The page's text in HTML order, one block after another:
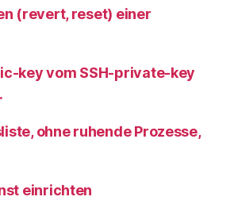
(revert, reset) einer
key vom SSH-private-key
ohne ruhende Prozesse,
einrichten